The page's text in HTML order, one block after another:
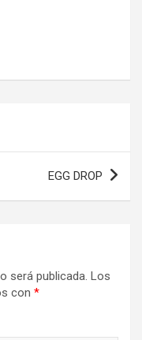
EGG DROP
será publicada. Los
con *